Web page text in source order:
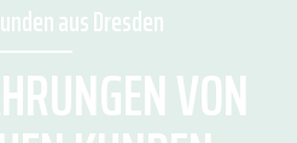
aus Dresden
VON